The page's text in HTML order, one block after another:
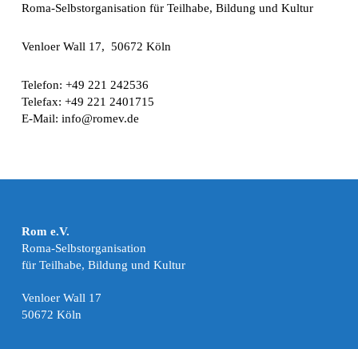
Roma-Selbstorganisation für Teilhabe, Bildung und Kultur
Venloer Wall 17, 50672 Köln
Telefon: +49 221 242536
Telefax: +49 221 2401715
E-Mail: info@romev.de
Rom e.V.
Roma-Selbstorganisation
für Teilhabe, Bildung und Kultur
Venloer Wall 17
50672 Köln